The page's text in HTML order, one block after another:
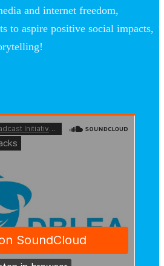
and internet freedom,
to aspire positive social impacts,